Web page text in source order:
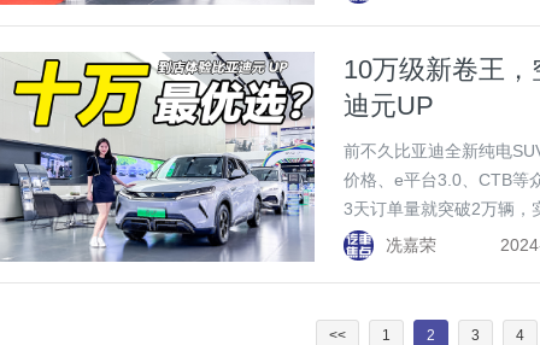
10万级新卷王
迪元UP
前不久比亚迪全新纯电
价格、e平台3.0、CTB等
3天订单量就突破2万辆，
看，这台元气满满的比亚
冼嘉荣
<< 1 2 3 4